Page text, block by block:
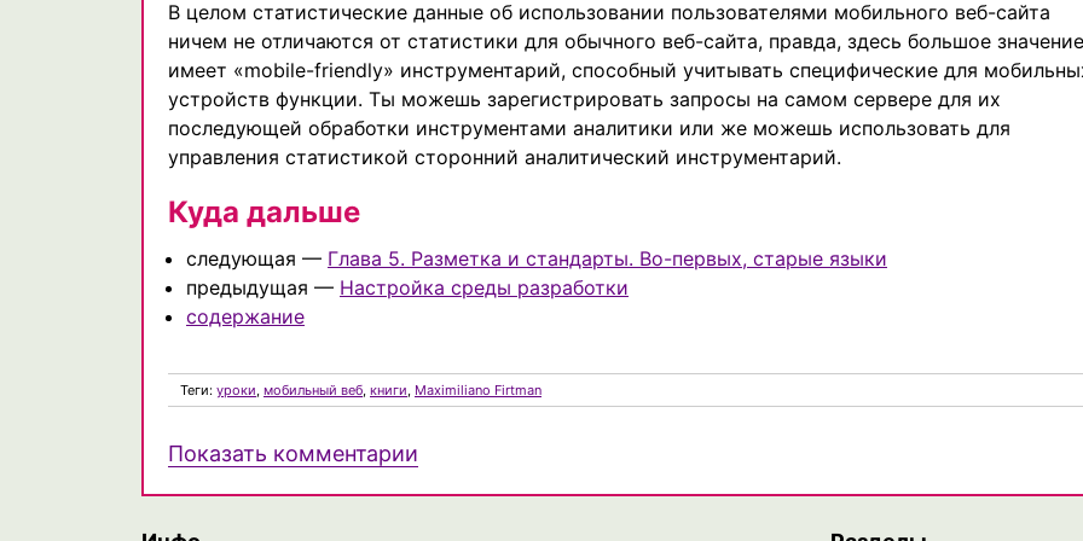
В целом статистические данные об использовании пользователями мобильного веб-сайта
ничем не отличаются от статистики для обычного веб-сайта, правда, здесь большое значение
имеет «mobile-friendly» инструментарий, способный учитывать специфические для
устройств функции. Ты можешь зарегистрировать запросы на самом сервере для их
последующей обработки инструментами аналитики или же можешь использовать для
управления статистикой сторонний аналитический инструментарий.
Куда дальше
следующая — Глава 5. Разметка и стандарты. Во-первых, старые языки
предыдущая — Настройка среды разработки
содержание
Теги: уроки, мобильный веб, книги, Maximiliano Firtman
Показать комментарии